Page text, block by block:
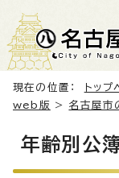
現在の位置： トップ
web版 > 名古屋市
年齢別公